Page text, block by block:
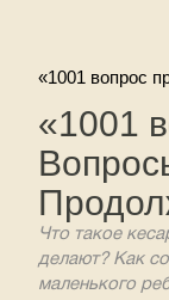
«1001 вопрос
«1001
Что такое
делают? Как
маленького